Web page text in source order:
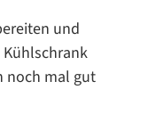
und
noch mal gut